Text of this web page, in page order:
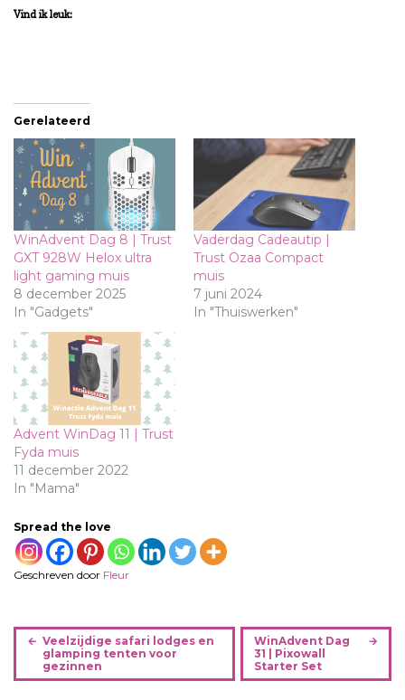
Vind ik leuk:
Gerelateerd
WinAdvent Dag 8 | Trust
GXT 928W Helox ultra
light gaming muis
8 december 2025
In "Gadgets"
Vaderdag Cadeautip |
Trust Ozaa Compact
muis
7 juni 2024
In "Thuiswerken"
Advent WinDag 11 | Trust
Fyda muis
11 december 2022
In "Mama"
Spread the love
Geschreven door Fleur
B
r
Veelzijdige safari lodges en
glamping tenten voor
gezinnen
WinAdvent Dag
31 | Pixowall
Starter Set